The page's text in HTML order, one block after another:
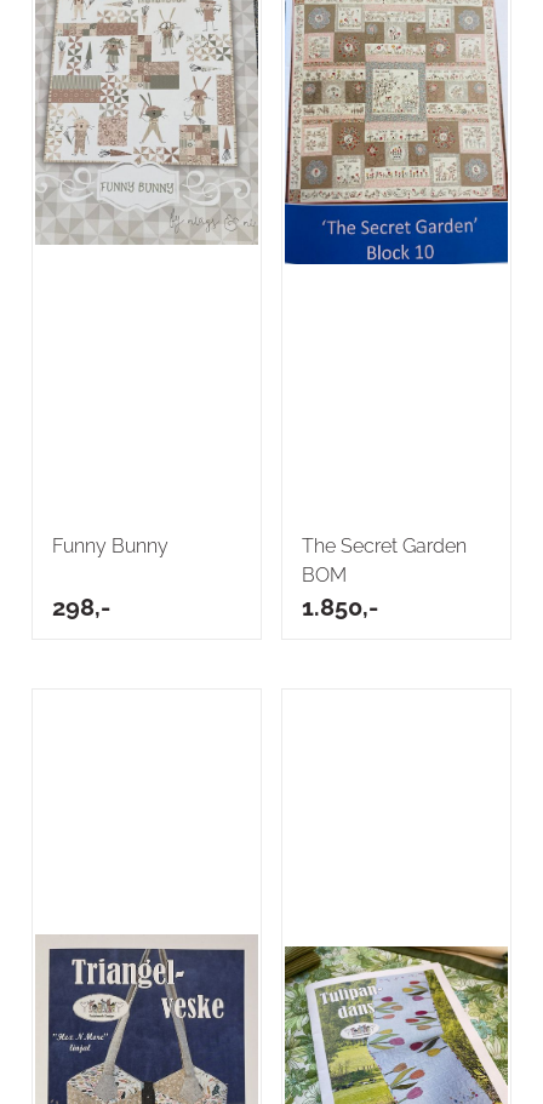
Funny Bunny
298,-
The Secret Garden
BOM
1.850,-